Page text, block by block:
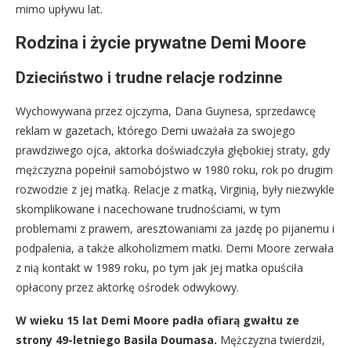
mimo upływu lat.
Rodzina i życie prywatne Demi Moore
Dzieciństwo i trudne relacje rodzinne
Wychowywana przez ojczyma, Dana Guynesa, sprzedawcę
reklam w gazetach, którego Demi uważała za swojego
prawdziwego ojca, aktorka doświadczyła głębokiej straty, gdy
mężczyzna popełnił samobójstwo w 1980 roku, rok po drugim
rozwodzie z jej matką. Relacje z matką, Virginią, były niezwykle
skomplikowane i nacechowane trudnościami, w tym
problemami z prawem, aresztowaniami za jazdę po pijanemu i
podpalenia, a także alkoholizmem matki. Demi Moore zerwała
z nią kontakt w 1989 roku, po tym jak jej matka opuściła
opłacony przez aktorkę ośrodek odwykowy.
W wieku 15 lat Demi Moore padła ofiarą gwałtu ze
strony 49-letniego Basila Doumasa. Mężczyzna twierdził,